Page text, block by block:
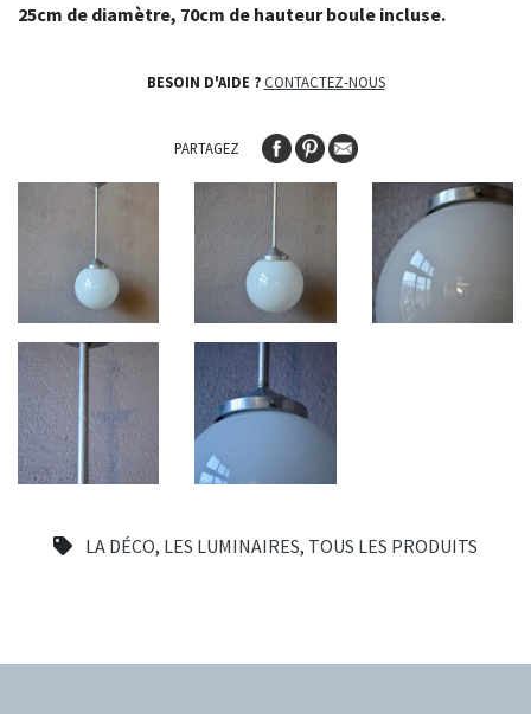
LA DÉCO, LES LUMINAIRES, TOUS LES PRODUITS
25cm de diamètre, 70cm de hauteur boule incluse.
BESOIN D'AIDE ? CONTACTEZ-NOUS
PARTAGEZ